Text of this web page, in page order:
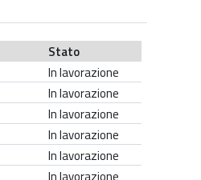
Stato
In lavorazione
In lavorazione
In lavorazione
In lavorazione
In lavorazione
In lavorazione